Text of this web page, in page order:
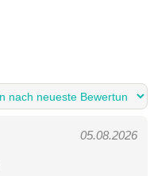
05.08.2026